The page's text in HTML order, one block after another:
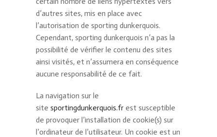
d’autres sites, mis en place avec
l’autorisation de sporting dunkerquois.
Cependant, sporting dunkerquois n’a pas la
possibilité de vérifier le contenu des sites
ainsi visités, et n’assumera en conséquence
aucune responsabilité de ce fait.
La navigation sur le
site sportingdunkerquois.fr est susceptible
de provoquer l’installation de cookie(s) sur
l’ordinateur de l’utilisateur. Un cookie est un